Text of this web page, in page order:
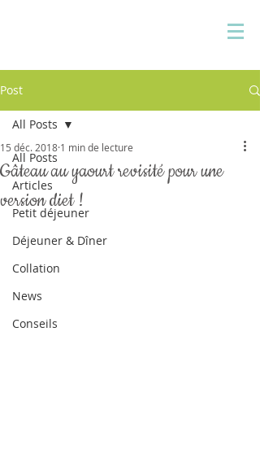
Post
All Posts
Articles
Petit déjeuner
Déjeuner & Dîner
Collation
News
Conseils
All Posts
Gâteau au yaourt revisité pour une
version diet !
15 déc. 2018 1 min de lecture